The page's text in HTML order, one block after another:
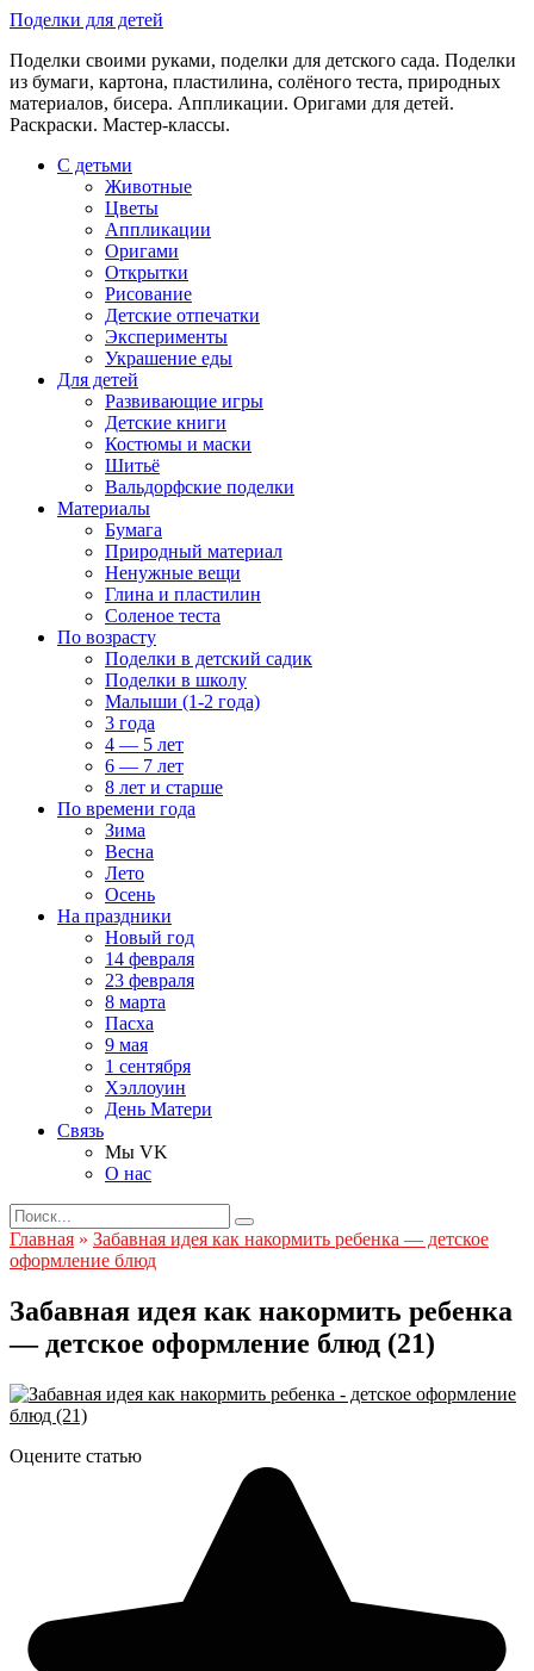
Skip
content
Поделки для детей
Поделки своими руками, поделки для детского сада. Поделки
из бумаги, картона, пластилина, солёного теста, природных
материалов, бисера. Аппликации. Оригами для детей.
Раскраски. Мастер-классы.
С детьми
Животные
Цветы
Аппликации
Оригами
Открытки
Рисование
Детские отпечатки
Эксперименты
Украшение еды
Для детей
Развивающие игры
Детские книги
Костюмы и маски
Шитьё
Вальдорфские поделки
Материалы
Бумага
Природный материал
Ненужные вещи
Глина и пластилин
Соленое теста
По возрасту
Поделки в детский садик
Поделки в школу
Малыши (1-2 года)
3 года
4 — 5 лет
6 — 7 лет
8 лет и старше
По времени года
Зима
Весна
Лето
Осень
На праздники
Новый год
14 февраля
23 февраля
8 марта
Пасха
9 мая
1 сентября
Хэллоуин
День Матери
Связь
Мы VK
О нас
Search
for:
Главная » Забавная идея как накормить ребенка — детское
оформление блюд
Забавная идея как накормить ребенка
— детское оформление блюд (21)
Оцените статью